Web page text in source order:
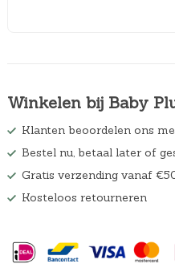
Winkelen bij Baby
Klanten beoordelen ons
Bestel nu, betaal later of
Gratis verzending vanaf
Kosteloos retourneren